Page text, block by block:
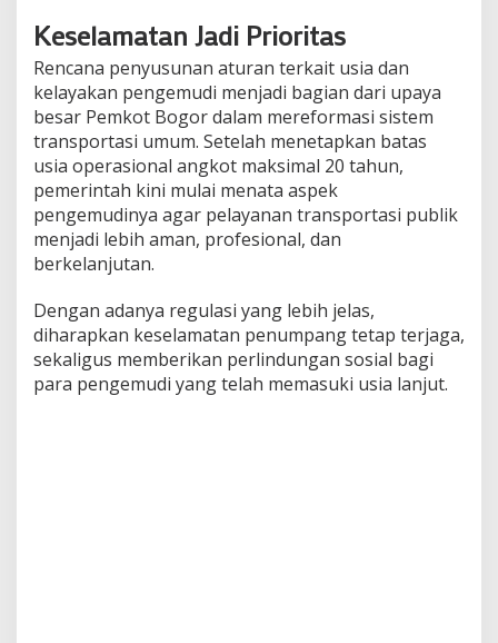
Keselamatan Jadi Prioritas
Rencana penyusunan aturan terkait usia dan
kelayakan pengemudi menjadi bagian dari upaya
besar Pemkot Bogor dalam mereformasi sistem
transportasi umum. Setelah menetapkan batas
usia operasional angkot maksimal 20 tahun,
pemerintah kini mulai menata aspek
pengemudinya agar pelayanan transportasi publik
menjadi lebih aman, profesional, dan
berkelanjutan.
Dengan adanya regulasi yang lebih jelas,
diharapkan keselamatan penumpang tetap terjaga,
sekaligus memberikan perlindungan sosial bagi
para pengemudi yang telah memasuki usia lanjut.